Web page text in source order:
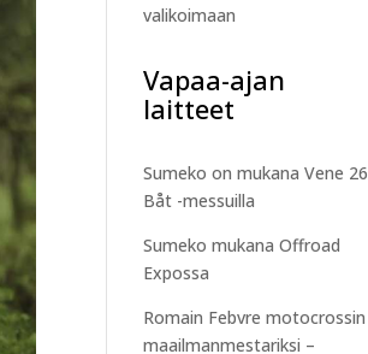
valikoimaan
Vapaa-ajan
laitteet
Sumeko on mukana Vene 26
Båt -messuilla
Sumeko mukana Offroad
Expossa
Romain Febvre motocrossin
maailmanmestariksi –